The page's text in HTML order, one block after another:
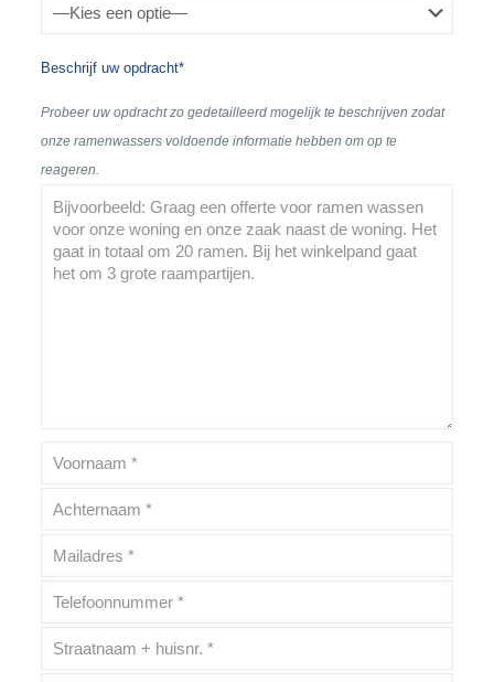
Beschrijf uw opdracht*
Probeer uw opdracht zo gedetailleerd mogelijk te beschrijven zodat
onze ramenwassers voldoende informatie hebben om op te
reageren.